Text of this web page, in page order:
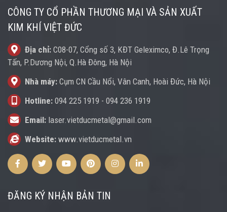
CÔNG TY CỔ PHẦN THƯƠNG MẠI VÀ SẢN XUẤT
KIM KHÍ VIỆT ĐỨC
Địa chỉ: C08-07, Cổng số 3, KĐT Geleximco, Đ.Lê Trọng
Tấn, P.Dương Nội, Q.Hà Đông, Hà Nội
Nhà máy: Cụm CN Cầu Nổi, Vân Canh, Hoài Đức, Hà Nội
Hotline: 094 225 1919 - 094 236 1919
Email: laser.vietducmetal@gmail.com
Website: www.vietducmetal.vn
FacebookTwitterYoutubePinterestInstagramInstagram
ĐĂNG KÝ NHẬN BẢN TIN